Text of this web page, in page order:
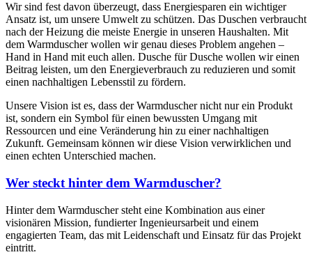
Wir sind fest davon überzeugt, dass Energiesparen ein wichtiger
Ansatz ist, um unsere Umwelt zu schützen. Das Duschen verbraucht
nach der Heizung die meiste Energie in unseren Haushalten. Mit
dem Warmduscher wollen wir genau dieses Problem angehen –
Hand in Hand mit euch allen. Dusche für Dusche wollen wir einen
Beitrag leisten, um den Energieverbrauch zu reduzieren und somit
einen nachhaltigen Lebensstil zu fördern.
Unsere Vision ist es, dass der Warmduscher nicht nur ein Produkt
ist, sondern ein Symbol für einen bewussten Umgang mit
Ressourcen und eine Veränderung hin zu einer nachhaltigen
Zukunft. Gemeinsam können wir diese Vision verwirklichen und
einen echten Unterschied machen.
Wer steckt hinter dem Warmduscher?
Hinter dem Warmduscher steht eine Kombination aus einer
visionären Mission, fundierter Ingenieursarbeit und einem
engagierten Team, das mit Leidenschaft und Einsatz für das Projekt
eintritt.